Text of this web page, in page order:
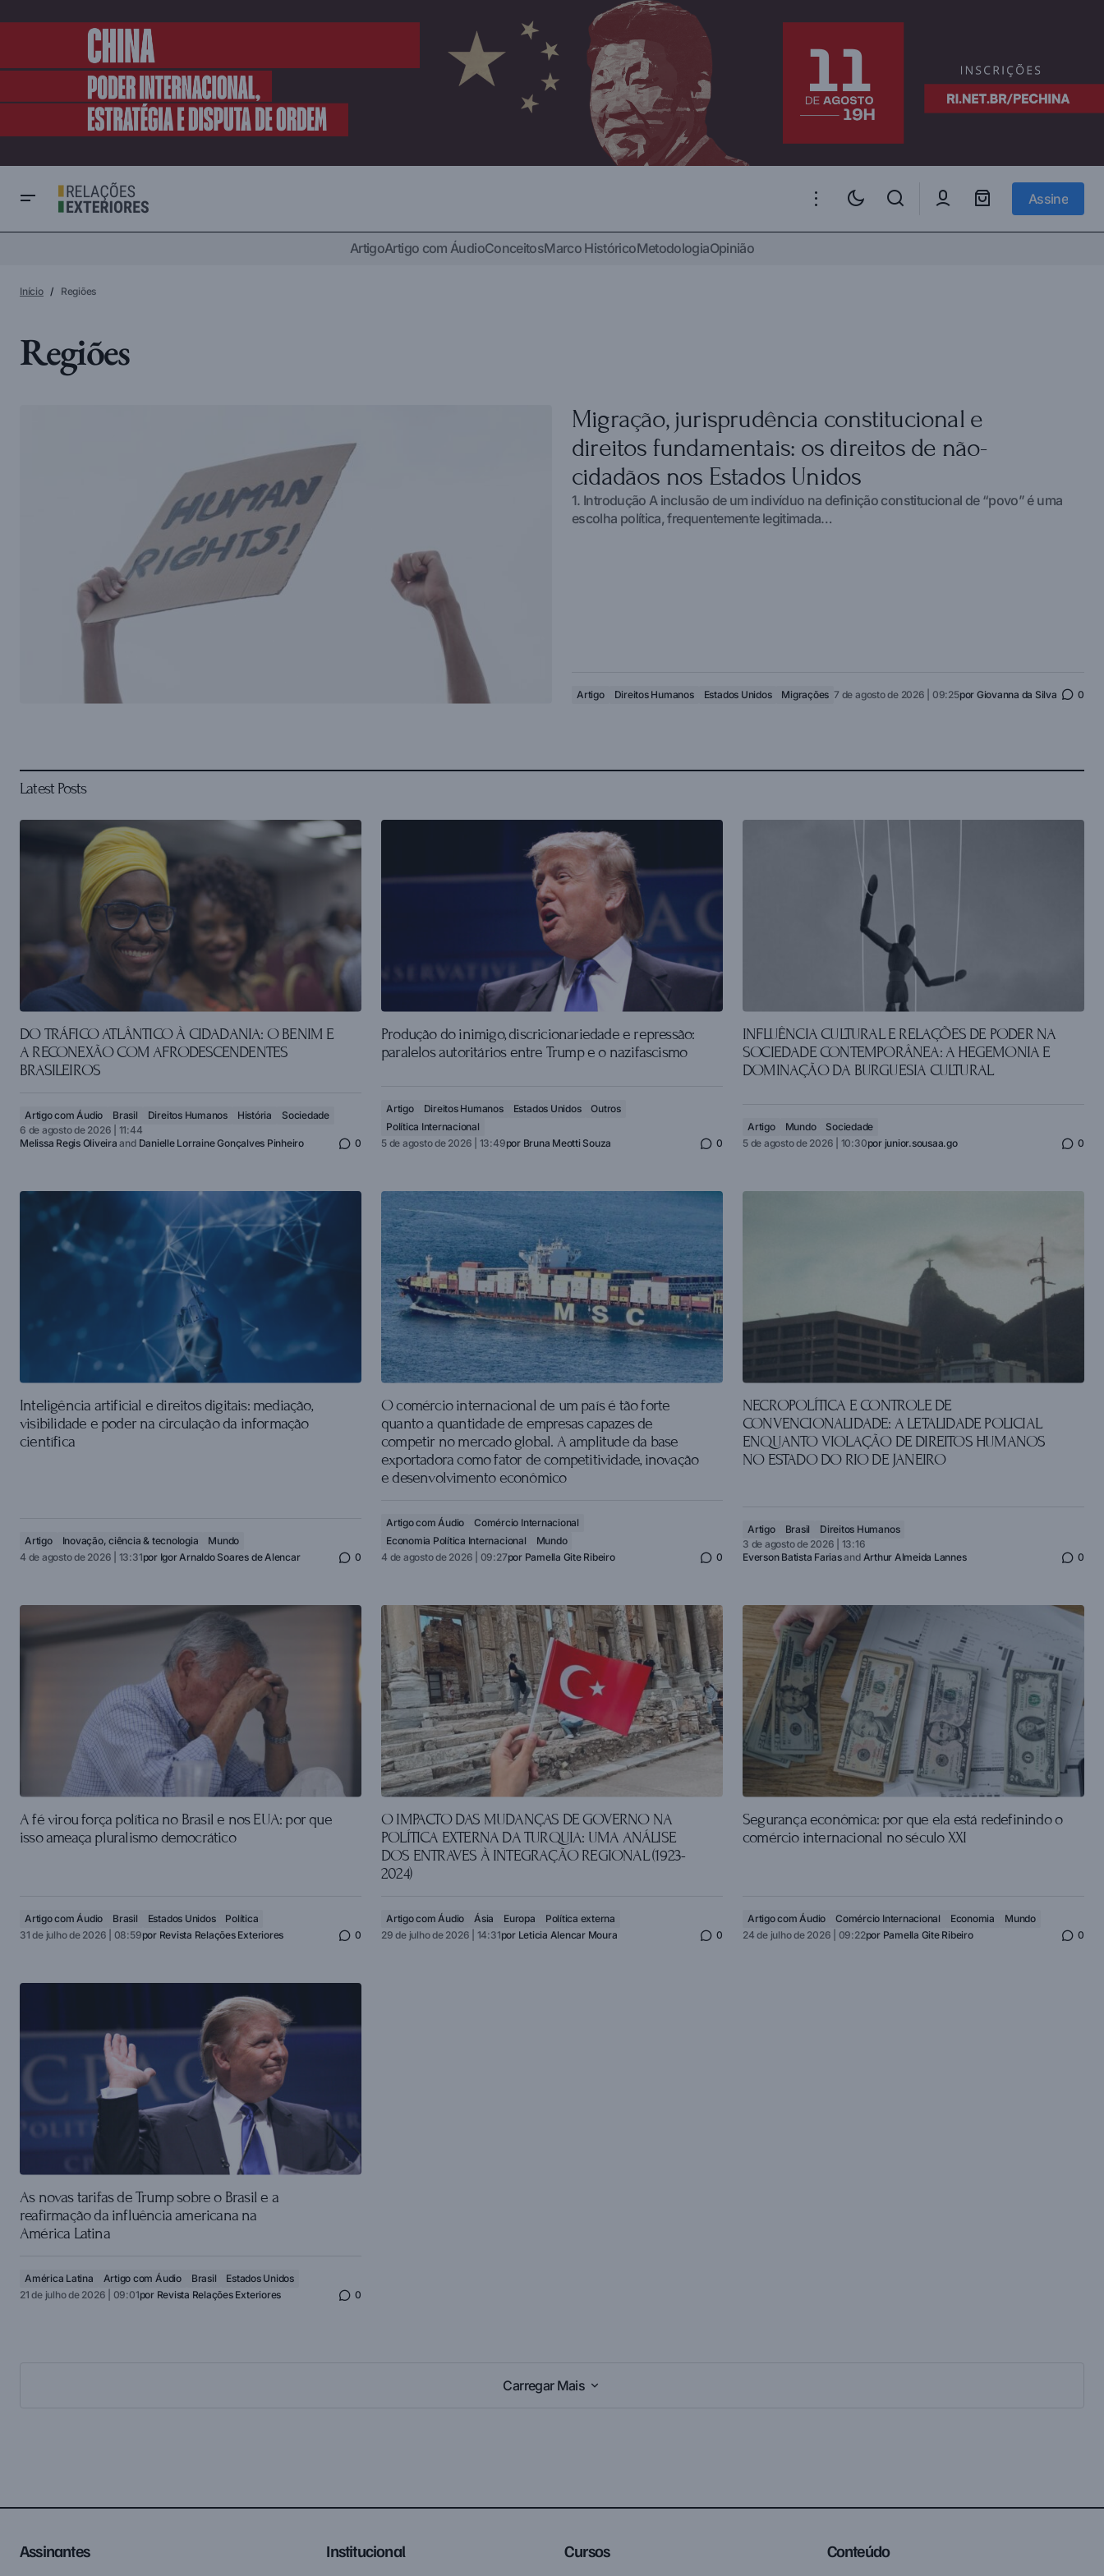
Assine
ArtigoArtigo com ÁudioConceitosMarco HistóricoMetodologiaOpinião
Início Regiões
Regiões
Migração, jurisprudência constitucional e
direitos fundamentais: os direitos de não-
cidadãos nos Estados Unidos
1. Introdução A inclusão de um indivíduo na definição constitucional de “povo” é uma
escolha política, frequentemente legitimada…
Artigo Direitos Humanos Estados Unidos Migrações 7 de agosto de 2026 | 09:25por Giovanna da Silva 0
Latest Posts
DO TRÁFICO ATLÂNTICO À CIDADANIA: O BENIM E
A RECONEXÃO COM AFRODESCENDENTES
BRASILEIROS
Artigo com Áudio Brasil Direitos Humanos História
Sociedade
6 de agosto de 2026 | 11:44
Melissa Regis Oliveira and Danielle Lorraine Gonçalves Pinheiro 0
Produção do inimigo, discricionariedade e repressão:
paralelos autoritários entre Trump e o nazifascismo
Artigo Direitos Humanos Estados Unidos
Outros
Política Internacional
5 de agosto de 2026 | 13:49por Bruna Meotti Souza 0
INFLUÊNCIA CULTURAL E RELAÇÕES DE PODER NA
SOCIEDADE CONTEMPORÂNEA: A HEGEMONIA E
DOMINAÇÃO DA BURGUESIA CULTURAL
Artigo Mundo
Sociedade
5 de agosto de 2026 | 10:30por junior.sousaa.go 0
Inteligência artificial e direitos digitais: mediação,
visibilidade e poder na circulação da informação
científica
Artigo Inovação, ciência & tecnologia
Mundo
4 de agosto de 2026 | 13:31por Igor Arnaldo Soares de Alencar 0
O comércio internacional de um país é tão forte
quanto a quantidade de empresas capazes de
competir no mercado global. A amplitude da base
exportadora como fator de competitividade, inovação
e desenvolvimento econômico
Artigo com Áudio
Comércio Internacional
Economia Política Internacional
Mundo
4 de agosto de 2026 | 09:27por Pamella Gite Ribeiro 0
NECROPOLÍTICA E CONTROLE DE
CONVENCIONALIDADE: A LETALIDADE POLICIAL
ENQUANTO VIOLAÇÃO DE DIREITOS HUMANOS
NO ESTADO DO RIO DE JANEIRO
Artigo Brasil
Direitos Humanos
3 de agosto de 2026 | 13:16
Everson Batista Fariasand Arthur Almeida Lannes 0
A fé virou força política no Brasil e nos EUA: por que
isso ameaça pluralismo democrático
Artigo com Áudio Brasil Estados Unidos
Política
31 de julho de 2026 | 08:59por Revista Relações Exteriores 0
O IMPACTO DAS MUDANÇAS DE GOVERNO NA
POLÍTICA EXTERNA DA TURQUIA: UMA ANÁLISE
DOS ENTRAVES À INTEGRAÇÃO REGIONAL (1923-
2024)
Artigo com Áudio Ásia Europa
Política externa
29 de julho de 2026 | 14:31por Leticia Alencar Moura 0
Segurança econômica: por que ela está redefinindo o
comércio internacional no século XXI
Artigo com Áudio Comércio Internacional Economia
Mundo
24 de julho de 2026 | 09:22por Pamella Gite Ribeiro 0
As novas tarifas de Trump sobre o Brasil e a
reafirmação da influência americana na
América Latina
América Latina Artigo com Áudio Brasil
Estados Unidos
21 de julho de 2026 | 09:01por Revista Relações Exteriores 0
Carregar Mais
Assinantes Institucional Cursos Conteúdo